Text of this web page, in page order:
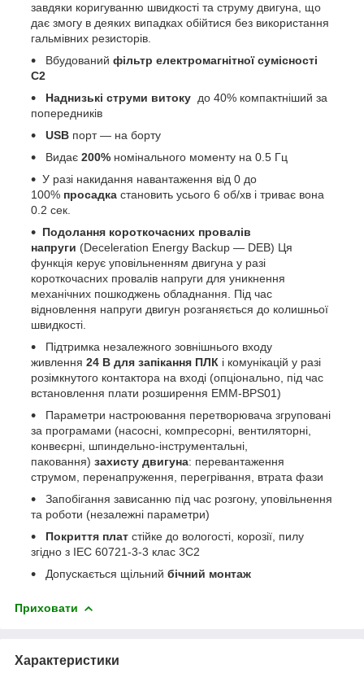
завдяки коригуванню швидкості та струму двигуна, що
дає змогу в деяких випадках обійтися без використання
гальмівних резисторів.
Вбудований фільтр електромагнітної сумісності
С2
Наднизькі струми витоку до 40% компактніший за
попередників
USB порт — на борту
Видає 200% номінального моменту на 0.5 Гц
У разі накидання навантаження від 0 до
100% просадка становить усього 6 об/хв і триває вона
0.2 сек.
Подолання короткочасних провалів
напруги (Deceleration Energy Backup — DEB) Ця
функція керує уповільненням двигуна у разі
короткочасних провалів напруги для уникнення
механічних пошкоджень обладнання. Під час
відновлення напруги двигун розганяється до колишньої
швидкості.
Підтримка незалежного зовнішнього входу
живлення 24 В для запікання ПЛК і комунікацій у разі
розімкнутого контактора на вході (опціонально, під час
встановлення плати розширення EMM-BPS01)
Параметри настроювання перетворювача згруповані
за програмами (насосні, компресорні, вентиляторні,
конвеєрні, шпиндельно-інструментальні,
паковання) захисту двигуна: перевантаження
струмом, перенапруження, перегрівання, втрата фази
Запобігання зависанню під час розгону, уповільнення
та роботи (незалежні параметри)
Покриття плат стійке до вологості, корозії, пилу
згідно з IEC 60721-3-3 клас 3C2
Допускається щільний бічний монтаж
Приховати
Характеристики